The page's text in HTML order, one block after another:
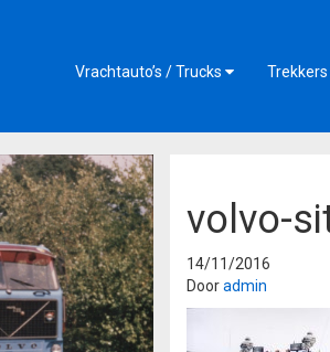
Vrachtauto’s / Trucks
volvo-
14/11/2016
Dooradmin